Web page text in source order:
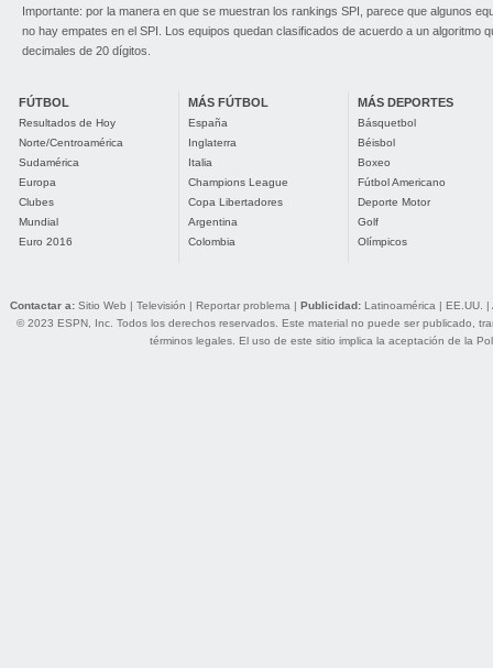
Importante: por la manera en que se muestran los rankings SPI, parece que algunos
no hay empates en el SPI. Los equipos quedan clasificados de acuerdo a un algoritmo
decimales de 20 dígitos.
FÚTBOL
Resultados de Hoy
Norte/Centroamérica
Sudamérica
Europa
Clubes
Mundial
Euro 2016
MÁS FÚTBOL
España
Inglaterra
Italia
Champions League
Copa Libertadores
Argentina
Colombia
MÁS DEPORTES
Básquetbol
Béisbol
Boxeo
Fútbol Americano
Deporte Motor
Golf
Olímpicos
Contactar a: Sitio Web | Televisión | Reportar problema | Publicidad: Latinoamérica | EE.UU. |
© 2023 ESPN, Inc. Todos los derechos reservados. Este material no puede ser publicado,
términos legales. El uso de este sitio implica la aceptación de la